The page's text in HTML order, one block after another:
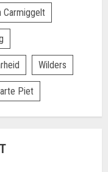
Carmiggelt
Wilders
Piet